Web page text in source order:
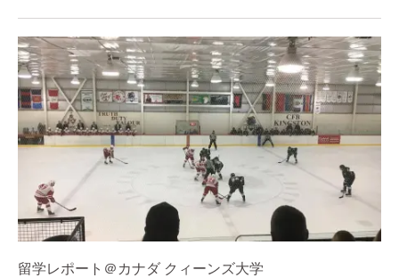
留学レポート＠カナダ クィーンズ大学